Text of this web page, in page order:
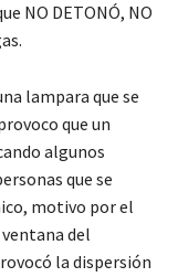
NO DETONÓ, NO
lampara que se
que un
algunos
que se
motivo por el
del
la dispersión